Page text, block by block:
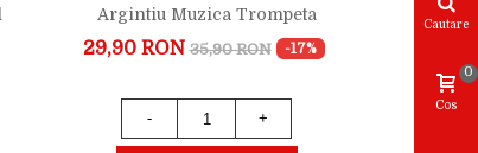
Argintiu Muzica Trompeta
29,90 RON 35,90 RON -17%
- +
Cautare
Cos
0